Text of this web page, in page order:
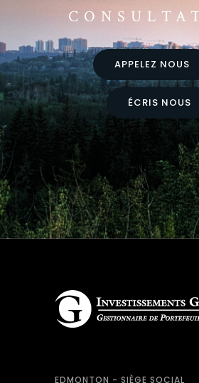
APPELEZ NOUS
ÉCRIS NOUS
EDMONTON - SIÈGE SOCIAL
10226 – 104 Street NW